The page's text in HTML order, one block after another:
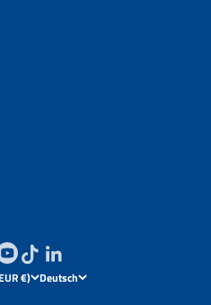
Deutschland (EUR €) Deutsch